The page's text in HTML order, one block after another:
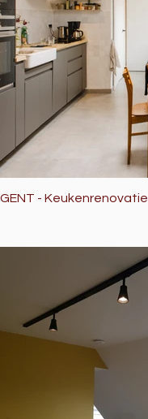
GENT - Keukenrenovatie